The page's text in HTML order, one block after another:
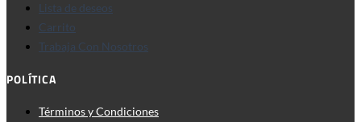
Lista de deseos
Carrito
Trabaja Con Nosotros
POLÍTICA
Términos y Condiciones